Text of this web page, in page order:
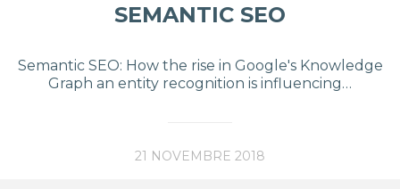
SEMANTIC SEO
Semantic SEO: How the rise in Google's Knowledge
Graph an entity recognition is influencing…
21 NOVEMBRE 2018